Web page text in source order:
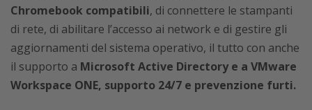
Chromebook compatibili, di connettere le stampanti
di rete, di abilitare l’accesso ai network e di gestire gli
aggiornamenti del sistema operativo, il tutto con anche
il supporto a Microsoft Active Directory e a VMware
Workspace ONE, supporto 24/7 e prevenzione furti.